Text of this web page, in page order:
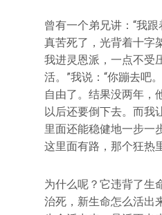
曾有一个弟兄讲：“我
真苦死了，光背着十字
我进灵恩派，一点不受
活。”我说：“你蹦去吧
自由了。结果没两年，
以后还要倒下去。而我
里面还能稳健地一步一
这里面有路，那个狂热
为什么呢？它违背了生
治死，新生命怎么活出